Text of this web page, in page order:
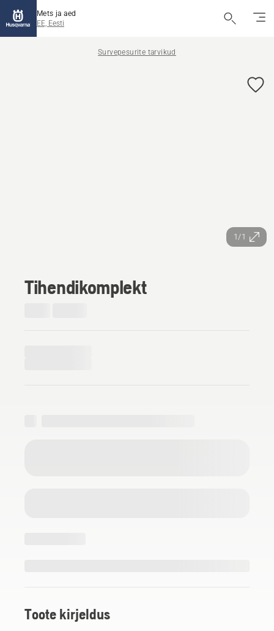
Mets ja aed
EE, Eesti
Survepesurite tarvikud
1/1
Tihendikomplekt
Toote kirjeldus